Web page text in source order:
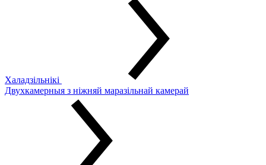
Халадзільнікі
Двухкамерныя з ніжняй маразільнай камерай